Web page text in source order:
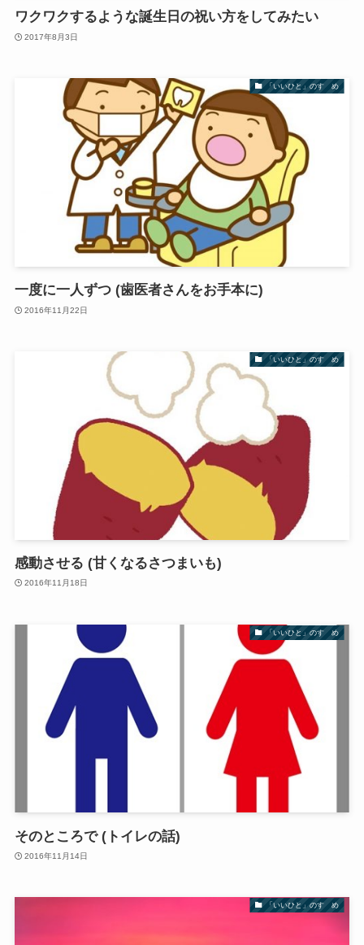
ワクワクするような誕生日の祝い方をしてみたい
2017年8月3日
「いいひと」のすゝめ
一度に一人ずつ (歯医者さんをお手本に)
2016年11月22日
「いいひと」のすゝめ
感動させる (甘くなるさつまいも)
2016年11月18日
「いいひと」のすゝめ
そのところで (トイレの話)
2016年11月14日
「いいひと」のすゝめ